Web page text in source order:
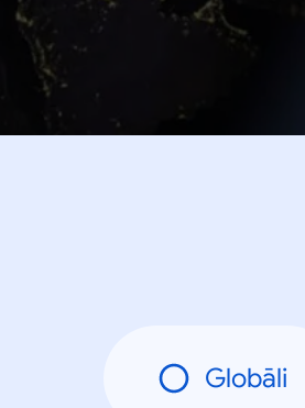
Globāli